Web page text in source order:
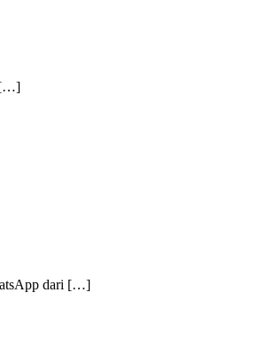
[…]
dari […]